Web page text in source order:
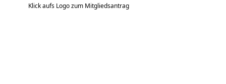
Klick aufs Logo zum Mitgliedsantrag